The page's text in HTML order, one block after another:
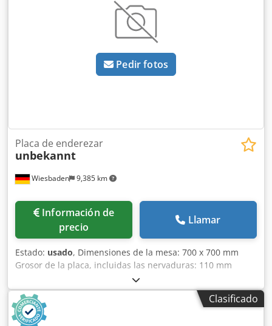
Pedir fotos
Wiesbaden 9,385 km
Placa de enderezar
unbekannt
Información de
precio
Llamar
Estado: usado, Dimensiones de la mesa: 700 x 700 mm
Grosor de la placa, incluidas las nervaduras: 110 mm
Grosor de la placa superior: 50 mm Chodpfx Aob Nxnyjatsa
Altura de la mesa sobre el suelo: 780 mm Peso: 250 kg
Clasificado